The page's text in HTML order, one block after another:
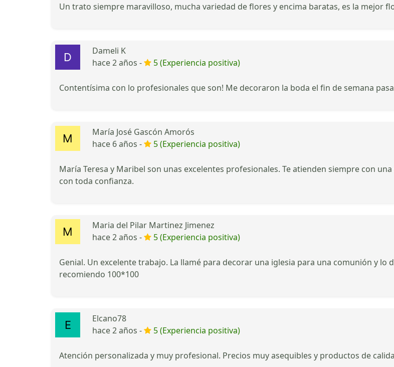
Un trato siempre maravilloso, mucha variedad de flores y encima baratas, es la mejor
Dameli K
hace 2 años -
5 (Experiencia positiva)
Contentísima con lo profesionales que son! Me decoraron la boda el fin de semana
María José Gascón Amorós
hace 6 años -
5 (Experiencia positiva)
María Teresa y Maribel son unas excelentes profesionales. Te atienden siempre con
con toda confianza.
Maria del Pilar Martinez Jimenez
hace 2 años -
5 (Experiencia positiva)
Genial. Un excelente trabajo. La llamé para decorar una iglesia para una comunión y
recomiendo 100*100
Elcano78
hace 2 años -
5 (Experiencia positiva)
Atención personalizada y muy profesional. Precios muy asequibles y productos de